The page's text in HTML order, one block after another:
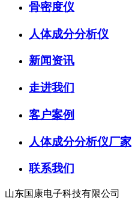
骨密度仪
人体成分分析仪
新闻资讯
走进我们
客户案例
人体成分分析仪厂家
联系我们
山东国康电子科技有限公司